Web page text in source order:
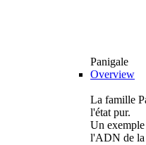
Panigale
Overview
La famille
l'état pur.
Un
l'ADN de la